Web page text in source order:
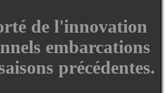
de l'innovation
embarcations
précédentes.